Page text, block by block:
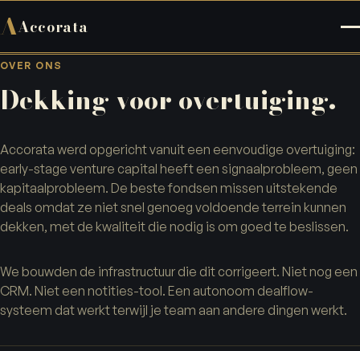
AAccorata
OVER ONS
Dekking voor overtuiging.
Accorata werd opgericht vanuit een eenvoudige overtuiging:
early-stage venture capital heeft een signaalprobleem, geen
kapitaalprobleem. De beste fondsen missen uitstekende
deals omdat ze niet snel genoeg voldoende terrein kunnen
dekken, met de kwaliteit die nodig is om goed te beslissen.
We bouwden de infrastructuur die dit corrigeert. Niet nog een
CRM. Niet een notities-tool. Een autonoom dealflow-
systeem dat werkt terwijl je team aan andere dingen werkt.